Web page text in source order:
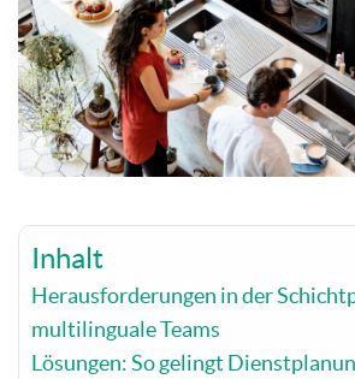
Inhalt
Herausforderungen in der
multilinguale Teams
Lösungen: So gelingt